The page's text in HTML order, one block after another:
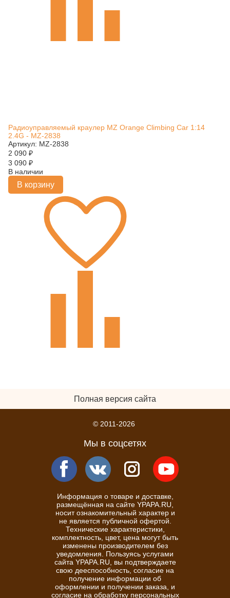
Радиоуправляемый краулер MZ Orange Climbing Car 1:14
2.4G - MZ-2838
Артикул: MZ-2838
2 090 ₽
3 090 ₽
В наличии
В корзину
Полная версия сайта
© 2011-2026
Мы в соцсетях
Информация о товаре и доставке,
размещённая на сайте YPAPA.RU,
носит ознакомительный характер и
не является публичной офертой.
Технические характеристики,
комплектность, цвет, цена могут быть
изменены производителем без
уведомления. Пользуясь услугами
сайта YPAPA.RU, вы подтверждаете
свою дееспособность, согласие на
получение информации об
оформлении и получении заказа, и
согласие на обработку персональных